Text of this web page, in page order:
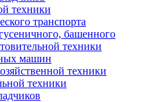
техники
транспорта
башенного
техники
машин
техники
техники